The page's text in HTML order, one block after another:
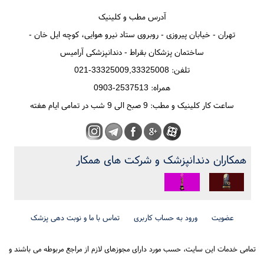
آدرس مطب و کلینیک
تهران - خیابان پیروزی - روبروی ستاد نیرو هوایی، کوچه ایل خان -
ساختمان پزشکان بقراط - دندانپزشکی آرامیس
تلفن: 33325009,33325008-021
همراه: 2537513-0903
ساعت کار کلینیک و مطب: 9 صبح الی 9 شب در تمامی ایام هفته
همکاران دندانپزشک و شرکت های همکار
عضویت ورود به حساب کاربری تماس با ما و نوبت دهی پزشک
تمامی خدمات این سایت، حسب مورد دارای مجوزهای لازم از مراجع مربوطه می باشند و